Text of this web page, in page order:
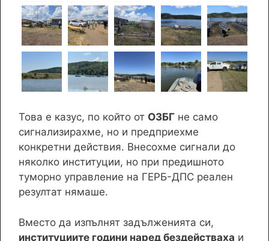
Това е казус, по който от ОЗБГ не само
сигнализирахме, но и предприехме
конкретни действия. Внесохме сигнали до
няколко институции, но при предишното
туморно управление на ГЕРБ-ДПС реален
резултат нямаше.
Вместо да изпълнят задълженията си,
институциите години наред бездействаха и